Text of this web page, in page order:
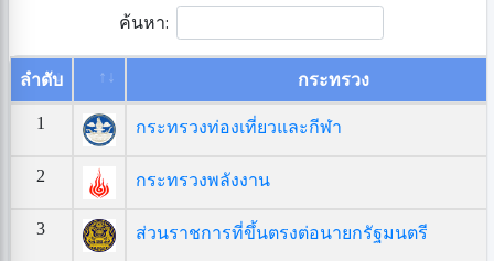
ค้นหา:
ลำดับ กระทรวง
1 กระทรวงท่องเที่ยวและกีฬา
2 กระทรวงพลังงาน
3 ส่วนราชการที่ขึ้นตรงต่อนายกรัฐมนตรี